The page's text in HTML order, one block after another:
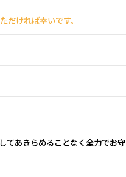
ければ幸いです。
てあきらめることなく全力でお守